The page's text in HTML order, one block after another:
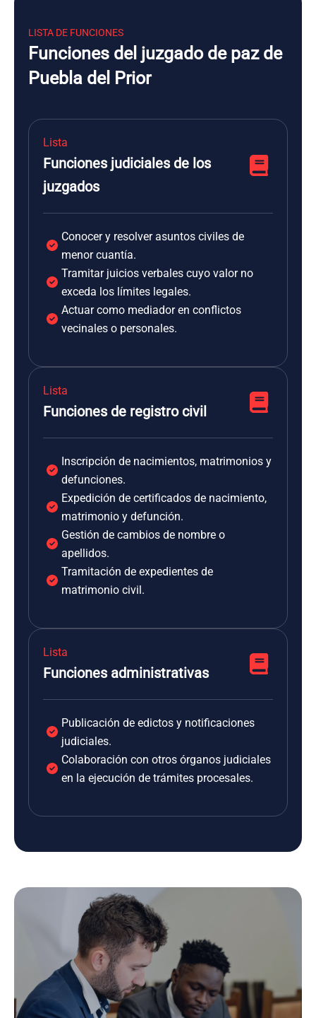
LISTA DE FUNCIONES
Funciones del juzgado de paz de
Puebla del Prior
Lista
Funciones judiciales de los
juzgados
Conocer y resolver asuntos civiles de
menor cuantía.
Tramitar juicios verbales cuyo valor no
exceda los límites legales.
Actuar como mediador en conflictos
vecinales o personales.
Lista
Funciones de registro civil
Inscripción de nacimientos, matrimonios y
defunciones.
Expedición de certificados de nacimiento,
matrimonio y defunción.
Gestión de cambios de nombre o
apellidos.
Tramitación de expedientes de
matrimonio civil.
Lista
Funciones administrativas
Publicación de edictos y notificaciones
judiciales.
Colaboración con otros órganos judiciales
en la ejecución de trámites procesales.